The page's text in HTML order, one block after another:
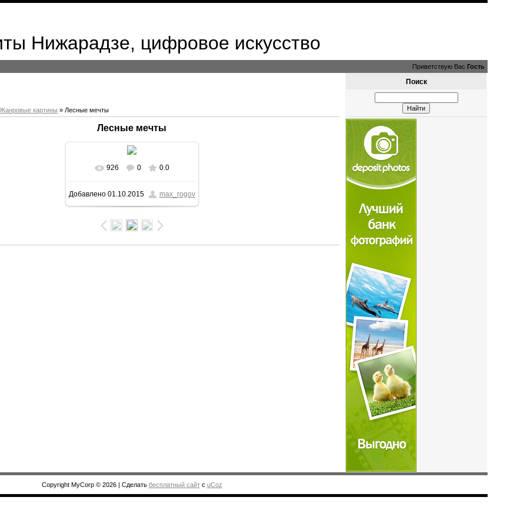
Нижарадзе, цифровое искусство
Приветствую Вас Гость
Жанровые картины » Лесные мечты
Лесные мечты
В реальном размере 533x768
71.7Kb
926 0 0.0
Добавлено01.10.2015 max_rogov
Поиск
Copyright MyCorp © 2026| Сделать бесплатный сайтс uCoz